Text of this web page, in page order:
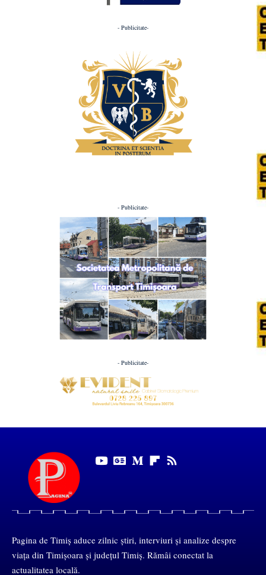
- Publicitate-
- Publicitate-
- Publicitate-
Pagina de Timiș aduce zilnic știri, interviuri și analize despre
viața din Timișoara și județul Timiș. Rămâi conectat la
actualitatea locală.